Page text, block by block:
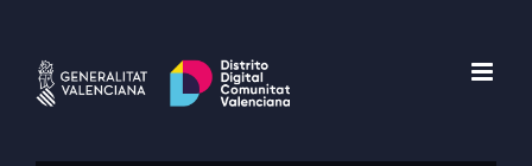
contenido